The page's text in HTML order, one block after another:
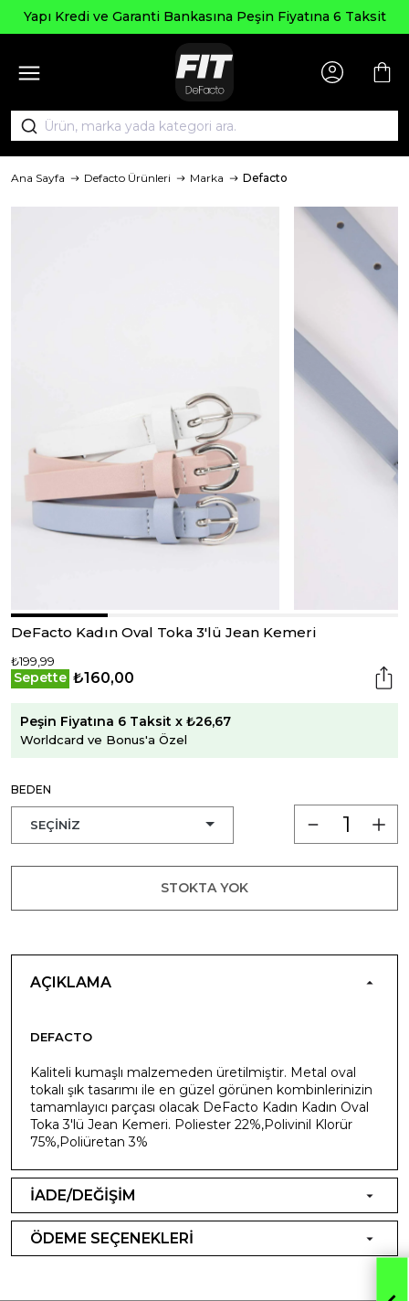
Yapı Kredi ve Garanti Bankasına Peşin Fiyatına 6 Taksit
Ana Sayfa Defacto Ürünleri Marka Defacto
DeFacto Kadın Oval Toka 3'lü Jean Kemeri
₺199,99
Sepette ₺160,00
Peşin Fiyatına 6 Taksit x ₺26,67
Worldcard ve Bonus'a Özel
BEDEN
STOKTA YOK
AÇIKLAMA
DEFACTO
Kaliteli kumaşlı malzemeden üretilmiştir. Metal oval
tokalı şık tasarımı ile en güzel görünen kombinlerinizin
tamamlayıcı parçası olacak DeFacto Kadın Kadın Oval
Toka 3'lü Jean Kemeri. Poliester 22%,Polivinil Klorür
75%,Poliüretan 3%
İADE/DEĞİŞİM
ÖDEME SEÇENEKLERİ